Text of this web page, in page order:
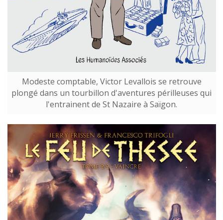
Modeste comptable, Victor Levallois se retrouve
plongé dans un tourbillon d'aventures périlleuses qui
l'entrainent de St Nazaire à Saïgon.